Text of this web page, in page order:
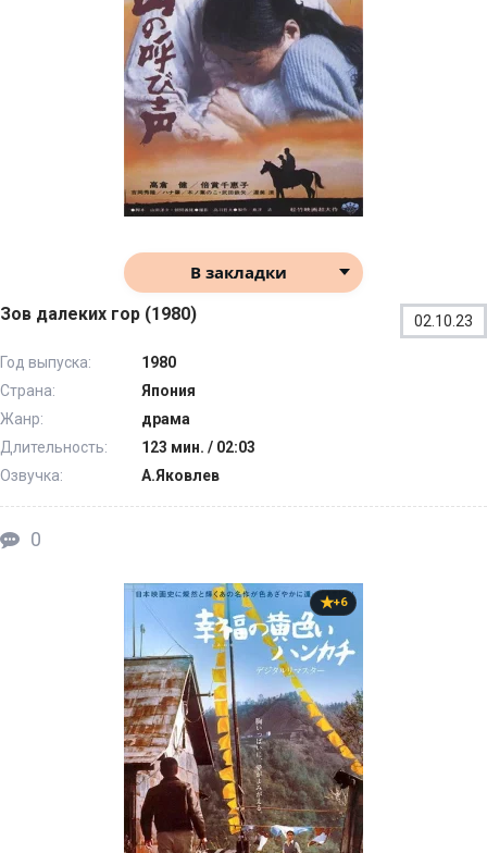
В закладки
Зов далеких гор (1980) 02.10.23
Год выпуска:
1980
Страна:
Япония
Жанр:
драма
Длительность:
123 мин. / 02:03
Озвучка:
А.Яковлев
0
+6